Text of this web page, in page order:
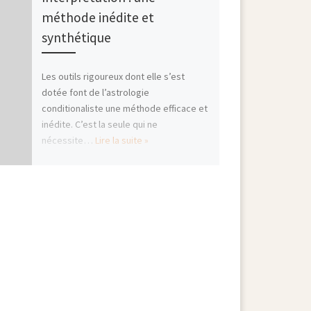
méthode inédite et
synthétique
Les outils rigoureux dont elle s’est
dotée font de l’astrologie
conditionaliste une méthode efficace et
inédite. C’est la seule qui ne
nécessite… Lire la suite »